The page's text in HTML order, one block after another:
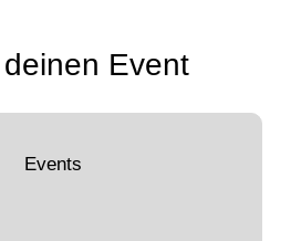
Event
Events